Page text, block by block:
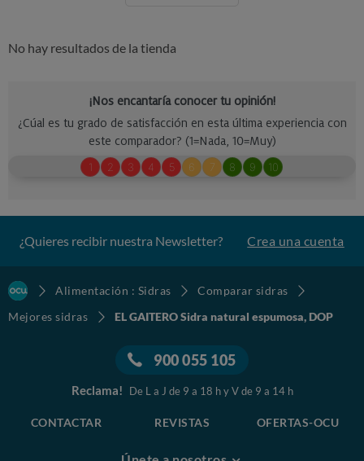
No hay resultados de la tienda
¿Quieres recibir nuestra Newsletter? Crea una cuenta
Alimentación : Sidras
Comparar sidras
Mejores sidras
EL GAITERO Sidra natural espumosa, DOP
900 055 105
Reclama! De L a J de 9 a 18 h y V de 9 a 14 h
CONTACTAR REVISTAS OFERTAS-OCU